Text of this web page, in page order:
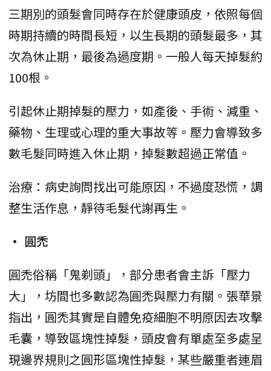
三期別的頭髮會同時存在於健康頭皮，依照每個
時期持續的時間長短，以生長期的頭髮最多，其
次為休止期，最後為過度期。一般人每天掉髮約
100根。
引起休止期掉髮的壓力，如產後、手術、減重、
藥物、生理或心理的重大事故等。壓力會導致多
數毛髮同時進入休止期，掉髮數超過正常值。
治療：病史詢問找出可能原因，不過度恐慌，調
整生活作息，靜待毛髮代謝再生。
• 圓禿
圓禿俗稱「鬼剃頭」，部分患者會主訴「壓力
大」，坊間也多數認為圓禿與壓力有關。張華景
指出，圓禿其實是自體免疫細胞不明原因去攻擊
毛囊，導致區塊性掉髮，頭皮會有單處至多處呈
現邊界規則之圓形區塊性掉髮，某些嚴重者連眉